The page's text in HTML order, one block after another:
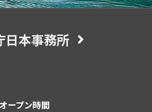
日本事務所
オープン時間